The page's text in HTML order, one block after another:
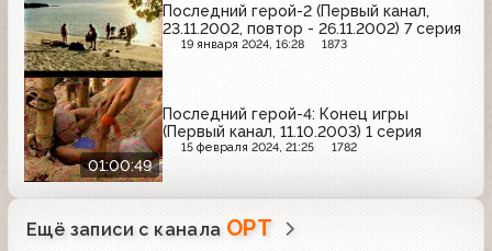
Последний герой-2 (Первый канал,
23.11.2002, повтор - 26.11.2002) 7 серия
19 января 2024, 16:28 1873
01:00:49
Последний герой-4: Конец игры
(Первый канал, 11.10.2003) 1 серия
15 февраля 2024, 21:25 1782
Ещё записи с канала ОРТ